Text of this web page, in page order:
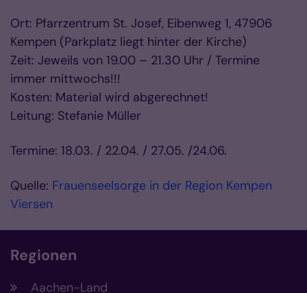
Ort: Pfarrzentrum St. Josef, Eibenweg 1, 47906
Kempen (Parkplatz liegt hinter der Kirche)
Zeit: Jeweils von 19.00 – 21.30 Uhr / Termine
immer mittwochs!!!
Kosten: Material wird abgerechnet!
Leitung: Stefanie Müller
Termine: 18.03. / 22.04. / 27.05. /24.06.
Quelle: Frauenseelsorge in der Region Kempen
Viersen
Regionen
Aachen-Land